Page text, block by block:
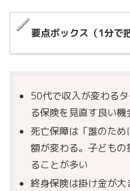
要点ボックス（1分で
50代で収入が変わる
る保険を見直す良い機
死亡保障は「誰のた
額が変わる。子ども
ることが多い
終身保険は掛け金が